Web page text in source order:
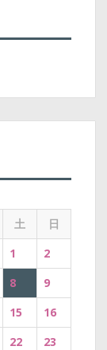
土 日
1
2
8
9
15
16
22
23